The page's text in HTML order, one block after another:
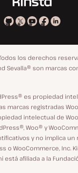
Kinsta
GitHub
Kinsta
X
Kinsta
YouTube
KinstaKinsta
los derechos
Sevalla® son marcas
es propiedad
marcas registradas
intelectual de
Woo® y
y no implica un
o WooCommerce, Inc.
está afiliada a la